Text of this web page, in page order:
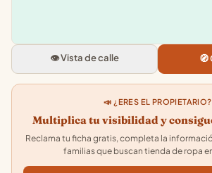
Gran
👁️ Vista de calle 🧭
📣 ¿ERES EL PROPIETARIO?
Multiplica tu visibilidad y
Reclama tu ficha gratis, completa la
familias que buscan tienda de ropa